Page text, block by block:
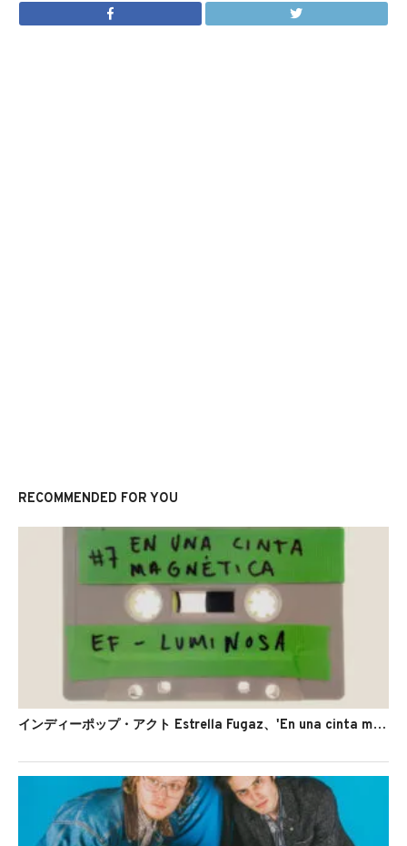
RECOMMENDED FOR YOU
インディーポップ・アクト Estrella Fugaz、'En una cinta magnética'のMVを公開